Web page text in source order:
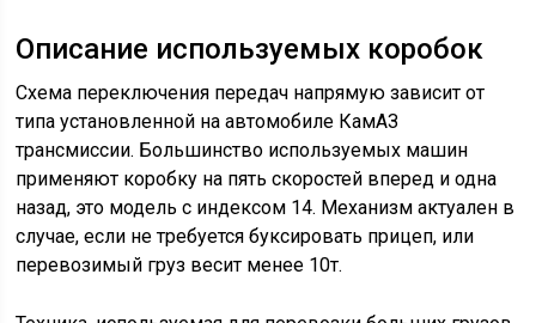
Описание используемых коробок
Схема переключения передач напрямую зависит от
типа установленной на автомобиле КамАЗ
трансмиссии. Большинство используемых машин
применяют коробку на пять скоростей вперед и одна
назад, это модель с индексом 14. Механизм актуален в
случае, если не требуется буксировать прицеп, или
перевозимый груз весит менее 10т.